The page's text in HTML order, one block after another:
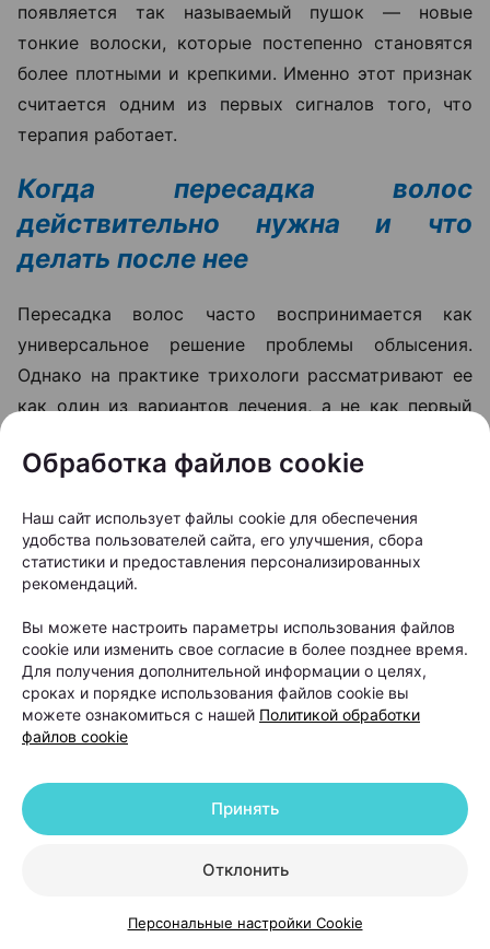
появляется так называемый пушок — новые
тонкие волоски, которые постепенно становятся
более плотными и крепкими. Именно этот признак
считается одним из первых сигналов того, что
терапия работает.
Когда пересадка волос
действительно нужна и что
делать после нее
Пересадка волос часто воспринимается как
универсальное решение проблемы облысения.
Однако на практике трихологи рассматривают ее
как один из вариантов лечения, а не как первый
Как правило, пересадку рекомендуют людям с
волосы значительно поредели в лобной или
позволяют добиться заметного улучшения.
Обработка файлов cookie
Наш сайт использует файлы cookie для обеспечения
удобства пользователей сайта, его улучшения, сбора
статистики и предоставления персонализированных
рекомендаций.
Вы можете настроить параметры использования файлов
cookie или изменить свое согласие в более позднее время.
Для получения дополнительной информации о целях,
сроках и порядке использования файлов cookie вы
можете ознакомиться с нашей Политикой обработки
файлов cookie
Отклонить
Принять
Персональные настройки Cookie